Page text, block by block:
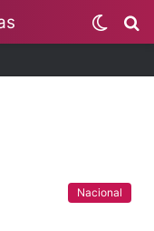
Switch
skin
Nacional